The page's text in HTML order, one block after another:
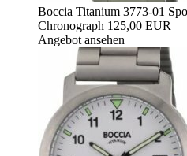
Boccia Titanium 3773-01
Chronograph 125,00 EUR
Angebot ansehen